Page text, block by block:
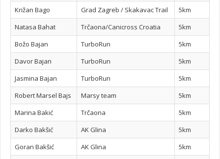
Križan Bago
Grad Zagreb / Skakavac Trail
5km
Natasa Bahat
Trčaona/Canicross Croatia
5km
Božo Bajan
TurboRun
5km
Davor Bajan
TurboRun
5km
Jasmina Bajan
TurboRun
5km
Robert Marsel Bajs
Marsy team
5km
Marina Bakić
Trčaona
5km
Darko Bakšić
AK Glina
5km
Goran Bakšić
AK Glina
5km